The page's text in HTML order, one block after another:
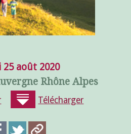
25 août 2020
Rhône Alpes
Télécharger